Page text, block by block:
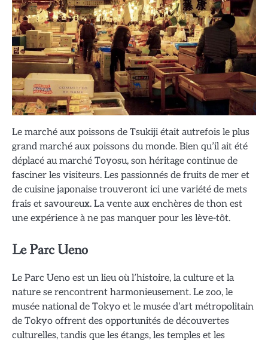
Le marché aux poissons de Tsukiji était autrefois le plus
grand marché aux poissons du monde. Bien qu’il ait été
déplacé au marché Toyosu, son héritage continue de
fasciner les visiteurs. Les passionnés de fruits de mer et
de cuisine japonaise trouveront ici une variété de mets
frais et savoureux. La vente aux enchères de thon est
une expérience à ne pas manquer pour les lève-tôt.
Le Parc Ueno
Le Parc Ueno est un lieu où l’histoire, la culture et la
nature se rencontrent harmonieusement. Le zoo, le
musée national de Tokyo et le musée d’art métropolitain
de Tokyo offrent des opportunités de découvertes
culturelles, tandis que les étangs, les temples et les